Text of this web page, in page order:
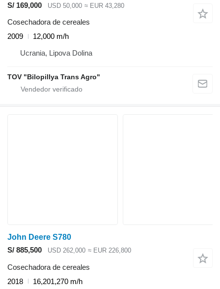
S/ 169,000
USD 50,000 ≈ EUR 43,280
Cosechadora de cereales
2009
12,000 m/h
Ucrania, Lipova Dolina
TOV "Bilopillya Trans Agro"
John Deere S780
S/ 885,500
USD 262,000 ≈ EUR 226,800
Cosechadora de cereales
2018
16,201,270 m/h